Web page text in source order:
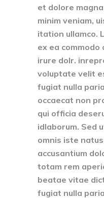
et dolore
minim veniam,
itation ullamco.
ex ea commodo
irure dolr.
voluptate velit
fugiat nulla
occaecat non
qui officia
idlaborum. Sed
omnis iste
accusantium
totam rem
beatae vitae
fugiat nulla